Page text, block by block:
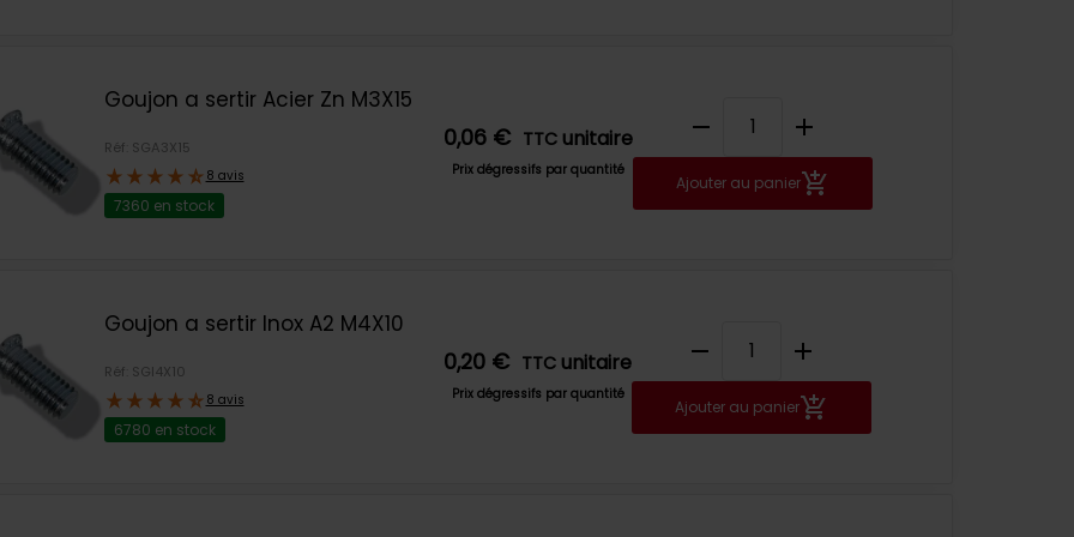
Goujon a sertir Acier Zn M3X15
Réf: SGA3X15
8 avis
7360 en stock
0,06 € TTC unitaire
Prix dégressifs par quantité
remove add
Ajouter au panier
Goujon a sertir Inox A2 M4X10
Réf: SGI4X10
8 avis
6780 en stock
0,20 € TTC unitaire
Prix dégressifs par quantité
remove add
Ajouter au panier